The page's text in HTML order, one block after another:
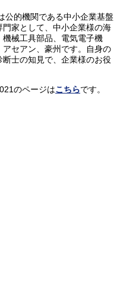
公的機関である中小企業基盤
家として、中小企業様の海
械工具部品、電気電子機
セアン、豪州です。自身の
士の知見で、企業様のお役
のページはこちらです。